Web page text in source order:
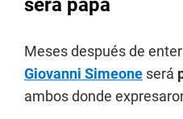
será papá
Meses después de
Giovanni Simeone será
ambos donde